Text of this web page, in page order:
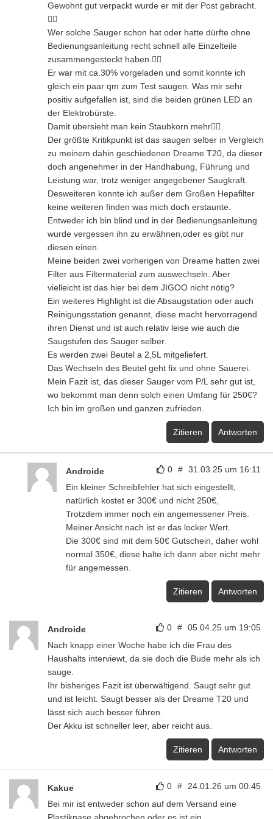
Gewohnt gut verpackt wurde er mit der Post gebracht.
👍🏻
Wer solche Sauger schon hat oder hatte dürfte ohne
Bedienungsanleitung recht schnell alle Einzelteile
zusammengesteckt haben.👍🏻
Er war mit ca.30% vorgeladen und somit konnte ich
gleich ein paar qm zum Test saugen. Was mir sehr
positiv aufgefallen ist, sind die beiden grünen LED an
der Elektrobürste.
Damit übersieht man kein Staubkorn mehr👍🏻.
Der größte Kritikpunkt ist das saugen selber in Vergleich
zu meinem dahin geschiedenen Dreame T20, da dieser
doch angenehmer in der Handhabung, Führung und
Leistung war, trotz weniger angegebener Saugkraft.
Desweiteren konnte ich außer dem Großen Hepafilter
keine weiteren finden was mich doch erstaunte.
Entweder ich bin blind und in der Bedienungsanleitung
wurde vergessen ihn zu erwähnen,oder es gibt nur
diesen einen.
Meine beiden zwei vorherigen von Dreame hatten zwei
Filter aus Filtermaterial zum auswechseln. Aber
vielleicht ist das hier bei dem JIGOO nicht nötig?
Ein weiteres Highlight ist die Absaugstation oder auch
Reinigungsstation genannt, diese macht hervorragend
ihren Dienst und ist auch relativ leise wie auch die
Saugstufen des Sauger selber.
Es werden zwei Beutel a 2,5L mitgeliefert.
Das Wechseln des Beutel geht fix und ohne Sauerei.
Mein Fazit ist, das dieser Sauger vom P/L sehr gut ist,
wo bekommt man denn solch einen Umfang für 250€?
Ich bin im großen und ganzen zufrieden.
Zitieren Antworten
0 # 31.03.25 um 16:11
Androide
Ein kleiner Schreibfehler hat sich eingestellt,
natürlich kostet er 300€ und nicht 250€,
Trotzdem immer noch ein angemessener Preis.
Meiner Ansicht nach ist er das locker Wert.
Die 300€ sind mit dem 50€ Gutschein, daher wohl
normal 350€, diese halte ich dann aber nicht mehr
für angemessen.
Zitieren Antworten
0 # 05.04.25 um 19:05
Androide
Nach knapp einer Woche habe ich die Frau des
Haushalts interviewt, da sie doch die Bude mehr als ich
sauge.
Ihr bisheriges Fazit ist überwältigend. Saugt sehr gut
und ist leicht. Saugt besser als der Dreame T20 und
lässt sich auch besser führen.
Der Akku ist schneller leer, aber reicht aus.
Zitieren Antworten
0 # 24.01.26 um 00:45
Kakue
Bei mir ist entweder schon auf dem Versand eine